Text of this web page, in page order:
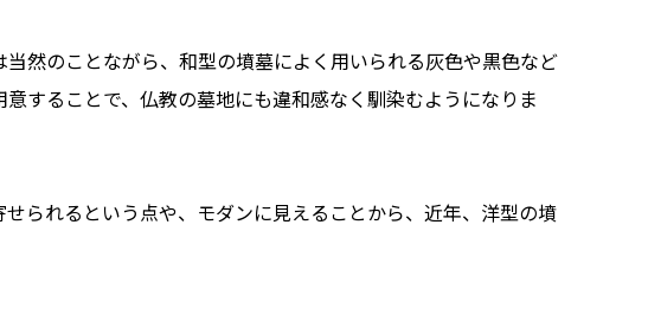
然のことながら、和型の墳墓によく用いられる灰色や黒色など
することで、仏教の墓地にも違和感なく馴染むようになりま
られるという点や、モダンに見えることから、近年、洋型の墳